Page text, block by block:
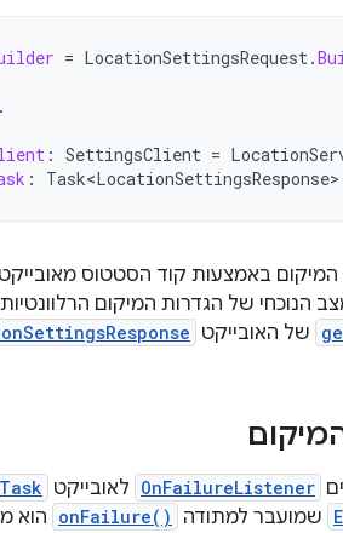
= LocationSettingsRequest.
: SettingsClient =
: Task<LocationSettingsResponse>
באמצעות קוד הסטטוס מאובייקט
הנוכחי של הגדרות המיקום
של האובייקט
OnFailureListener לאובייקט Task
שמועבר למתודה onFailure() הוא